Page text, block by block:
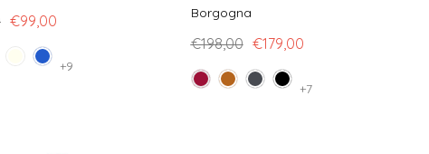
€99,00
+9
Borgogna
€198,00 €179,00
+7